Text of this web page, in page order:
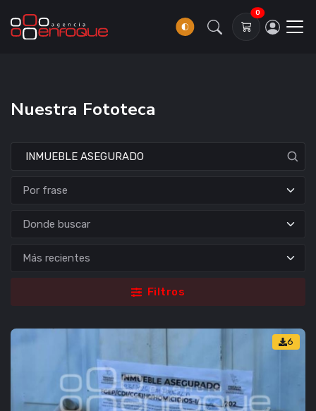
0
Nuestra Fototeca
Donde buscar
Filtros
6